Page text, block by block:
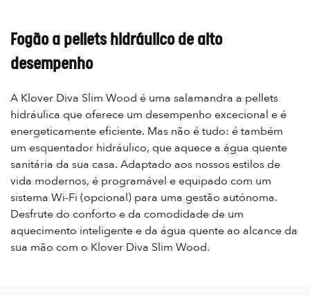
Fogão a pellets hidráulico de alto
desempenho
A Klover Diva Slim Wood é uma salamandra a pellets
hidráulica que oferece um desempenho excecional e é
energeticamente eficiente. Mas não é tudo: é também
um esquentador hidráulico, que aquece a água quente
sanitária da sua casa. Adaptado aos nossos estilos de
vida modernos, é programável e equipado com um
sistema Wi-Fi (opcional) para uma gestão autónoma.
Desfrute do conforto e da comodidade de um
aquecimento inteligente e da água quente ao alcance da
sua mão com o Klover Diva Slim Wood.